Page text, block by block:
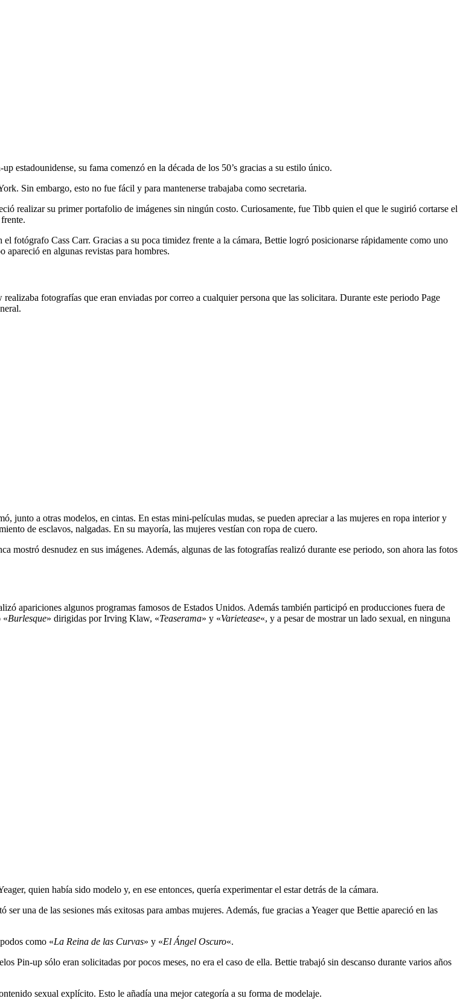
estadounidense, su fama comenzó en la década de los 50’s gracias a su estilo único.
Sin embargo, esto no fue fácil y para mantenerse trabajaba como secretaria.
realizar su primer portafolio de imágenes sin ningún costo. Curiosamente, fue Tibb quien el que le sugirió cortarse el
el fotógrafo Cass Carr. Gracias a su poca timidez frente a la cámara, Bettie logró posicionarse rápidamente como uno
en algunas revistas para hombres.
fotografías que eran enviadas por correo a cualquier persona que las solicitara. Durante este periodo Page
junto a otras modelos, en cintas. En estas mini-películas mudas, se pueden apreciar a las mujeres en ropa interior y
de esclavos, nalgadas. En su mayoría, las mujeres vestían con ropa de cuero.
mostró desnudez en sus imágenes. Además, algunas de las fotografías realizó durante ese periodo, son ahora las fotos
apariciones algunos programas famosos de Estados Unidos. Además también participó en producciones fuera de
«Burlesque» dirigidas por Irving Klaw, «Teaserama» y «Varietease«, y a pesar de mostrar un lado sexual, en ninguna
quien había sido modelo y, en ese entonces, quería experimentar el estar detrás de la cámara.
una de las sesiones más exitosas para ambas mujeres. Además, fue gracias a Yeager que Bettie apareció en las
como «La Reina de las Curvas» y «El Ángel Oscuro«.
Pin-up sólo eran solicitadas por pocos meses, no era el caso de ella. Bettie trabajó sin descanso durante varios años
sexual explícito. Esto le añadía una mejor categoría a su forma de modelaje.